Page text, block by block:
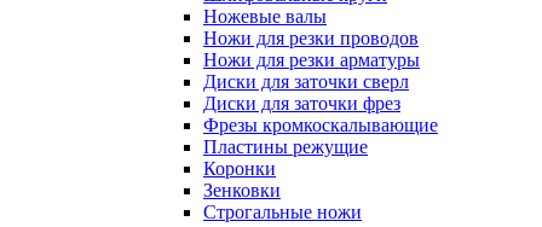
Ножевые валы
Ножи для резки проводов
Ножи для резки арматуры
Диски для заточки сверл
Диски для заточки фрез
Фрезы кромкоскалывающие
Пластины режущие
Коронки
Зенковки
Строгальные ножи